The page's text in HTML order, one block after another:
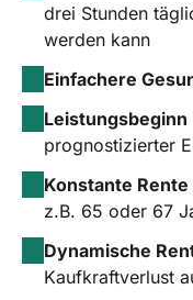
drei Stunden
werden kann
Einfachere
Leistungsbeginn
prognostizierter
Konstante
z.B. 65 oder 67
Dynamische
Kaufkraftverlust